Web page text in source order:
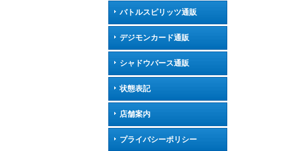
バトルスピリッツ通販
デジモンカード通販
シャドウバース通販
状態表記
店舗案内
プライバシーポリシー